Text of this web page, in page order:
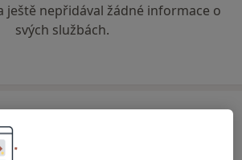
ještě nepřidával žádné informace o
svých službách.
pro dospělé